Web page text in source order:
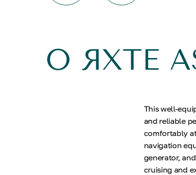
О ЯХТЕ
This well-
and reliable
comfortably
navigation
generator,
cruising and